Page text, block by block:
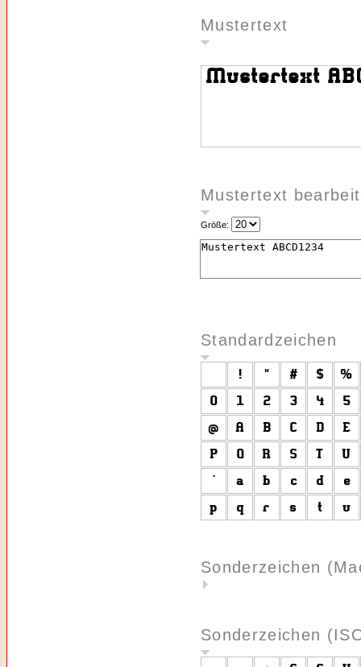
Mustertext
Mustertext
Größe:
Standardzeichen
Sonderzeichen
Sonderzeichen